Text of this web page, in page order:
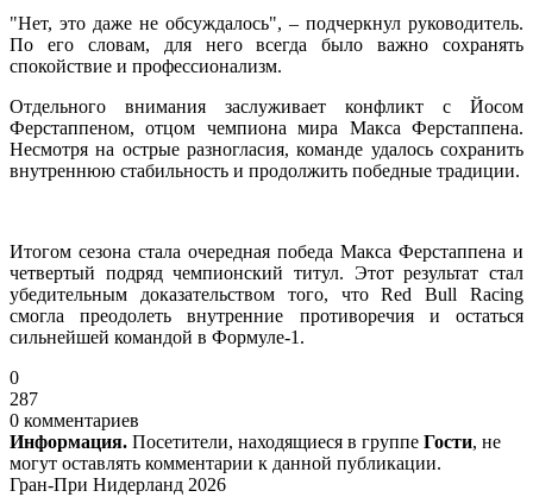
"Нет, это даже не обсуждалось", – подчеркнул руководитель.
По его словам, для него всегда было важно сохранять
спокойствие и профессионализм.
Отдельного внимания заслуживает конфликт с Йосом
Ферстаппеном, отцом чемпиона мира Макса Ферстаппена.
Несмотря на острые разногласия, команде удалось сохранить
внутреннюю стабильность и продолжить победные традиции.
Итогом сезона стала очередная победа Макса Ферстаппена и
четвертый подряд чемпионский титул. Этот результат стал
убедительным доказательством того, что Red Bull Racing
смогла преодолеть внутренние противоречия и остаться
сильнейшей командой в Формуле-1.
0
287
0 комментариев
Информация. Посетители, находящиеся в группе Гости, не
могут оставлять комментарии к данной публикации.
Гран-При Нидерланд 2026